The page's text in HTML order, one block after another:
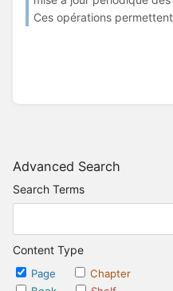
Advanced Search
Search Terms
Content Type
Page
Chapter
Ces opérations